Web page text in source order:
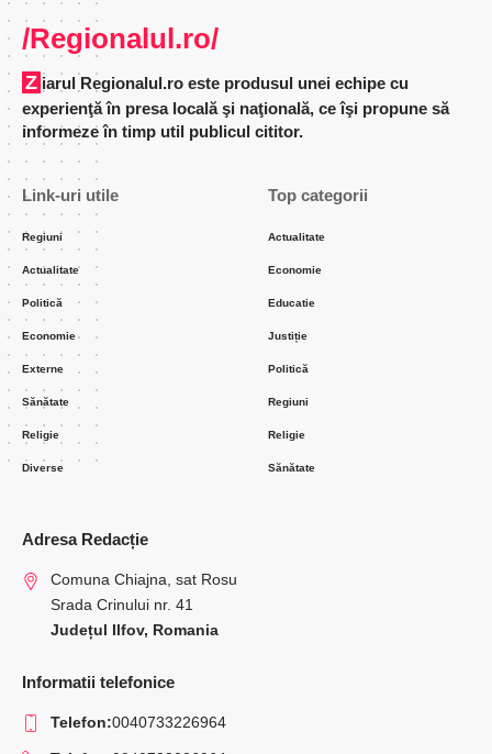
/Regionalul.ro/
Ziarul Regionalul.ro este produsul unei echipe cu
experienţă în presa locală şi naţională, ce îşi propune să
informeze în timp util publicul cititor.
Link-uri utile
Regiuni
Actualitate
Politică
Economie
Externe
Sănătate
Religie
Diverse
Top categorii
Actualitate
Economie
Educatie
Justiție
Politică
Regiuni
Religie
Sănătate
Adresa Redacție
Comuna Chiajna, sat Rosu
Srada Crinului nr. 41
Județul Ilfov, Romania
Informatii telefonice
Telefon:0040733226964